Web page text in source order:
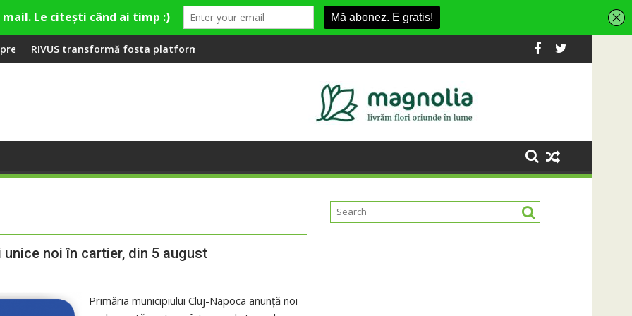
Village
platformă Carbochim într-un nou centru cultural și de divertisment din Cluj-Napoca
Când luna devine o întrebare SportinCluj: Cine este fotbalistul cu
noi în cartier, din 5 august
Primăria municipiului Cluj-Napoca anunță noi